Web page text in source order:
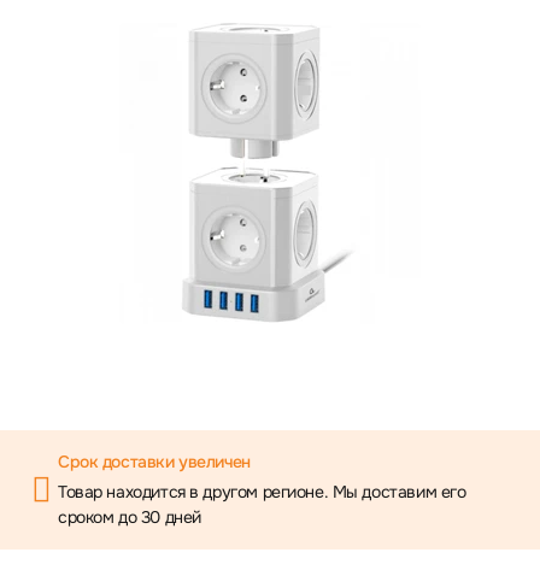
Срок доставки увеличен
Товар находится в другом регионе. Мы доставим его
сроком до 30 дней